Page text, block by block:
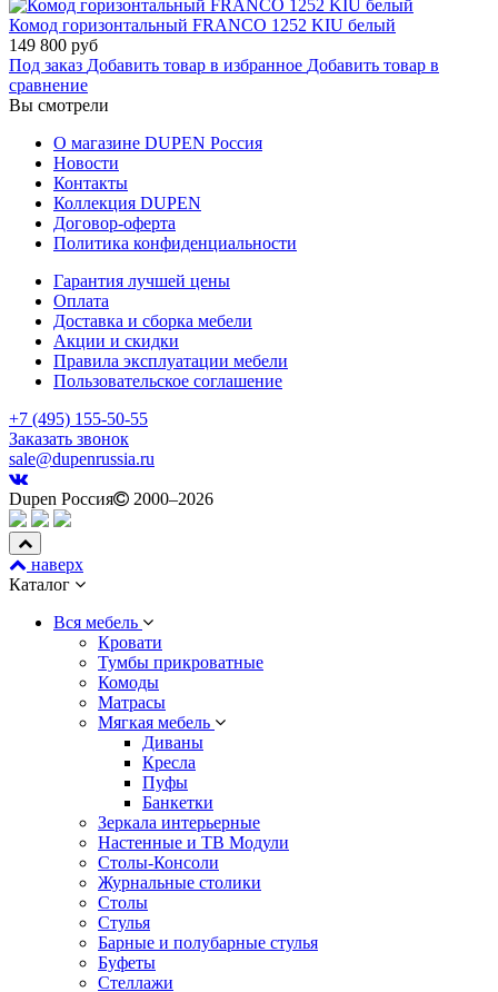
Комод горизонтальный FRANCO 1252 KIU белый
149 800 руб
Под заказ Добавить товар в избранное Добавить товар в
сравнение
Вы смотрели
О магазине DUPEN Россия
Новости
Контакты
Коллекция DUPEN
Договор-оферта
Политика конфиденциальности
Гарантия лучшей цены
Оплата
Доставка и сборка мебели
Акции и скидки
Правила эксплуатации мебели
Пользовательское соглашение
+7 (495) 155-50-55
Заказать звонок
sale@dupenrussia.ru
Dupen Россия 2000–2026
наверх
Каталог
Вся мебель
Кровати
Тумбы прикроватные
Комоды
Матрасы
Мягкая мебель
Диваны
Кресла
Пуфы
Банкетки
Зеркала интерьерные
Настенные и ТВ Модули
Столы-Консоли
Журнальные столики
Столы
Стулья
Барные и полубарные стулья
Буфеты
Стеллажи